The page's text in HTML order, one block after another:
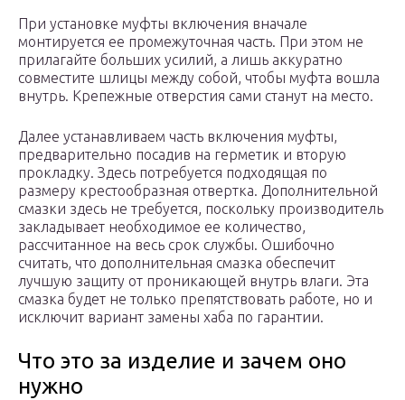
При установке муфты включения вначале
монтируется ее промежуточная часть. При этом не
прилагайте больших усилий, а лишь аккуратно
совместите шлицы между собой, чтобы муфта вошла
внутрь. Крепежные отверстия сами станут на место.
Далее устанавливаем часть включения муфты,
предварительно посадив на герметик и вторую
прокладку. Здесь потребуется подходящая по
размеру крестообразная отвертка. Дополнительной
смазки здесь не требуется, поскольку производитель
закладывает необходимое ее количество,
рассчитанное на весь срок службы. Ошибочно
считать, что дополнительная смазка обеспечит
лучшую защиту от проникающей внутрь влаги. Эта
смазка будет не только препятствовать работе, но и
исключит вариант замены хаба по гарантии.
Что это за изделие и зачем оно
нужно